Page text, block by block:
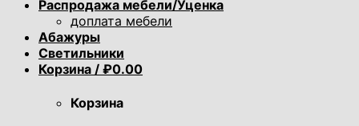
Распродажа мебели/Уценка
доплата мебели
Абажуры
Светильники
Корзина / ₽0.00
Корзина